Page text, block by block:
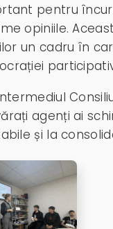
pentru
opiniile.
un cadru în
agenți ai
și la